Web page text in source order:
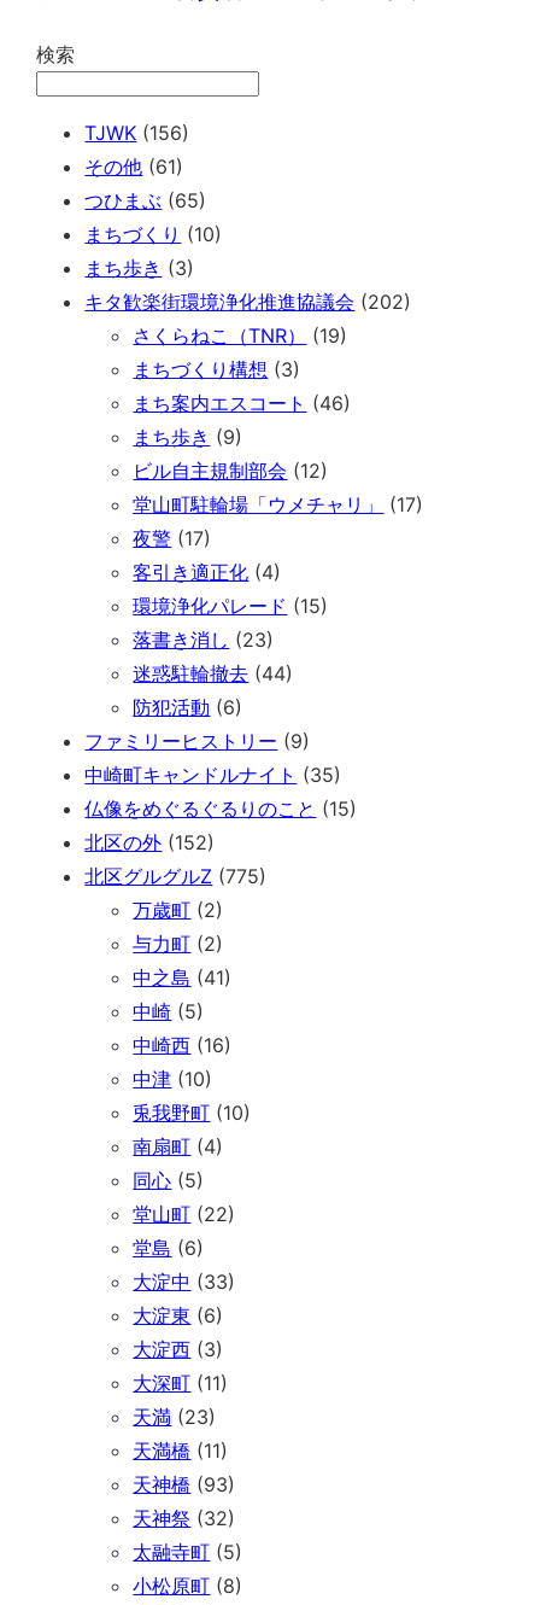
検索
TJWK (156)
その他 (61)
つひまぶ (65)
まちづくり (10)
まち歩き (3)
キタ歓楽街環境浄化推進協議会 (202)
さくらねこ（TNR）
(19)
まちづくり構想 (3)
まち案内エスコート (46)
まち歩き (9)
ビル自主規制部会 (12)
堂山町駐輪場「ウメチャリ」
(17)
夜警 (17)
客引き適正化 (4)
環境浄化パレード (15)
落書き消し (23)
迷惑駐輪撤去 (44)
防犯活動 (6)
ファミリーヒストリー (9)
中崎町キャンドルナイト (35)
仏像をめぐるぐるりのこと (15)
北区の外 (152)
北区グルグルZ (775)
万歳町 (2)
与力町 (2)
中之島 (41)
中崎 (5)
中崎西 (16)
中津 (10)
兎我野町 (10)
南扇町 (4)
同心 (5)
堂山町 (22)
堂島 (6)
大淀中 (33)
大淀東 (6)
大淀西 (3)
大深町 (11)
天満 (23)
天満橋 (11)
天神橋 (93)
天神祭 (32)
太融寺町 (5)
小松原町 (8)